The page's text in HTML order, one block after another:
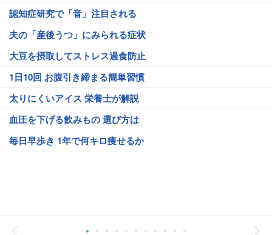
認知症研究で「音」注目される
夫の「産後うつ」にみられる症状
大豆を摂取してストレス過食防止
1日10回 お腹引き締まる簡単習慣
太りにくいアイス 栄養士が解説
血圧を下げる飲みもの 選び方は
毎日早歩き 1年で何キロ痩せるか